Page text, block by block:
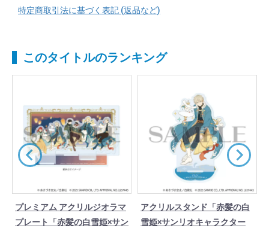
特定商取引法に基づく表記 (返品など)
このタイトルのランキング
プレミアム アクリルジオラマ
プレート「赤髪の白雪姫×サン
アクリルスタンド「赤髪の白
雪姫×サンリオキャラクター